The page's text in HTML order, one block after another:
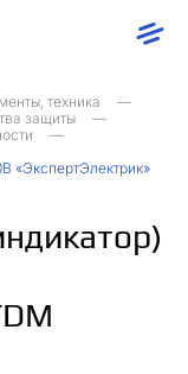
техника
защиты
«ЭкспертЭлектрик»